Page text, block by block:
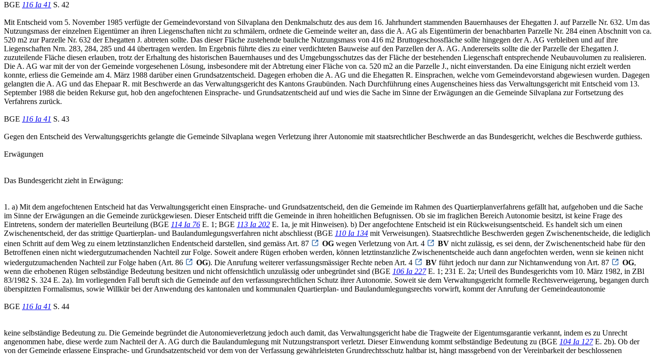
BGE 116 Ia 41 S. 42
Mit Entscheid vom 5. November 1985 verfügte der Gemeindevorstand von Silvaplana den Denkmalschutz des aus dem 16. Jahrhundert stammenden Bauernhauses der Ehegatten J. auf Parzelle Nr. 632. Um das
Nutzungsmass der einzelnen Eigentümer an ihren Liegenschaften nicht zu schmälern, ordnete die Gemeinde weiter an, dass die A. AG als Eigentümerin der benachbarten Parzelle Nr. 284 einen Abschnitt von ca.
520 m2 zur Parzelle Nr. 632 der Ehegatten J. abtreten sollte. Das dieser Fläche zustehende bauliche Nutzungsmass von 416 m2 Bruttogeschossfläche sollte hingegen der A. AG verbleiben und auf ihre
Liegenschaften Nrn. 283, 284, 285 und 44 übertragen werden. Im Ergebnis führte dies zu einer verdichteten Bauweise auf den Parzellen der A. AG. Andererseits sollte die der Parzelle der Ehegatten J.
zuzuteilende Fläche diesen erlauben, trotz der Erhaltung des historischen Bauernhauses und des Umgebungsschutzes das der Fläche der bestehenden Liegenschaft entsprechende Neubauvolumen zu realisieren.
Die A. AG war mit der von der Gemeinde vorgesehenen Lösung, insbesondere mit der Abtretung einer Fläche von ca. 520 m2 an die Parzelle J., nicht einverstanden. Da eine Einigung nicht erzielt werden
konnte, erliess die Gemeinde am 4. März 1988 darüber einen Grundsatzentscheid. Dagegen erhoben die A. AG und die Ehegatten R. Einsprachen, welche vom Gemeindevorstand abgewiesen wurden. Dagegen
gelangten die A. AG und das Ehepaar R. mit Beschwerde an das Verwaltungsgericht des Kantons Graubünden. Nach Durchführung eines Augenscheines hiess das Verwaltungsgericht mit Entscheid vom 13.
September 1988 die beiden Rekurse gut, hob den angefochtenen Einsprache- und Grundsatzentscheid auf und wies die Sache im Sinne der Erwägungen an die Gemeinde Silvaplana zur Fortsetzung des
Verfahrens zurück.
BGE 116 Ia 41 S. 43
Gegen den Entscheid des Verwaltungsgerichts gelangte die Gemeinde Silvaplana wegen Verletzung ihrer Autonomie mit staatsrechtlicher Beschwerde an das Bundesgericht, welches die Beschwerde guthiess.
Erwägungen
Das Bundesgericht zieht in Erwägung:
1. a) Mit dem angefochtenen Entscheid hat das Verwaltungsgericht einen Einsprache- und Grundsatzentscheid, den die Gemeinde im Rahmen des Quartierplanverfahrens gefällt hat, aufgehoben und die Sache
im Sinne der Erwägungen an die Gemeinde zurückgewiesen. Dieser Entscheid trifft die Gemeinde in ihren hoheitlichen Befugnissen. Ob sie im fraglichen Bereich Autonomie besitzt, ist keine Frage des
Eintretens, sondern der materiellen Beurteilung (BGE 114 Ia 76 E. 1; BGE 113 Ia 202 E. 1a, je mit Hinweisen). b) Der angefochtene Entscheid ist ein Rückweisungsentscheid. Es handelt sich um einen
Zwischenentscheid, der das strittige Quartierplan- und Baulandumlegungsverfahren nicht abschliesst (BGE 110 Ia 134 mit Verweisungen). Staatsrechtliche Beschwerden gegen Zwischenentscheide, die lediglich
einen Schritt auf dem Weg zu einem letztinstanzlichen Endentscheid darstellen, sind gemäss Art. 87
OG wegen Verletzung von Art. 4 BV nicht zulässig, es sei denn, der Zwischenentscheid habe für den
Betroffenen einen nicht wiedergutzumachenden Nachteil zur Folge. Soweit andere Rügen erhoben werden, können letztinstanzliche Zwischenentscheide auch dann angefochten werden, wenn sie keinen nicht
wiedergutzumachenden Nachteil zur Folge haben (Art. 86
OG). Die Anrufung weiterer verfassungsmässiger Rechte neben Art. 4 BV führt jedoch nur dann zur Nichtanwendung von Art. 87 OG,
wenn die erhobenen Rügen selbständige Bedeutung besitzen und nicht offensichtlich unzulässig oder unbegründet sind (BGE 106 Ia 227E. 1; 231 E. 2a; Urteil des Bundesgerichts vom 10. März 1982, in ZBl
83/1982 S. 324 E. 2a). Im vorliegenden Fall beruft sich die Gemeinde auf den verfassungsrechtlichen Schutz ihrer Autonomie. Soweit sie dem Verwaltungsgericht formelle Rechtsverweigerung, begangen durch
überspitzten Formalismus, sowie Willkür bei der Anwendung des kantonalen und kommunalen Quartierplan- und Baulandumlegungsrechts vorwirft, kommt der Anrufung der Gemeindeautonomie
BGE 116 Ia 41 S. 44
keine selbständige Bedeutung zu. Die Gemeinde begründet die Autonomieverletzung jedoch auch damit, das Verwaltungsgericht habe die Tragweite der Eigentumsgarantie verkannt, indem es zu Unrecht
angenommen habe, diese werde zum Nachteil der A. AG durch die Baulandumlegung mit Nutzungstransport verletzt. Dieser Einwendung kommt selbständige Bedeutung zu (BGE 104 Ia 127E. 2b). Ob der
von der Gemeinde erlassene Einsprache- und Grundsatzentscheid vor dem von der Verfassung gewährleisteten Grundrechtsschutz haltbar ist, hängt massgebend von der Vereinbarkeit der beschlossenen